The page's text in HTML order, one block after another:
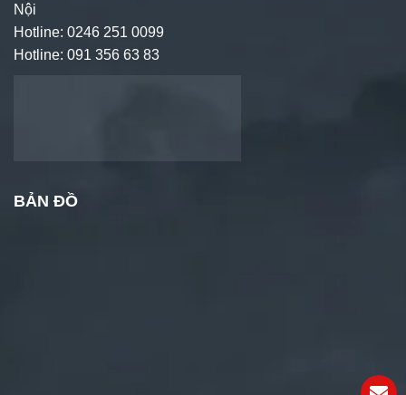
Nội
Hotline: 0246 251 0099
Hotline: 091 356 63 83
BẢN ĐỒ